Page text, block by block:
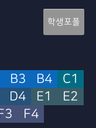
학생포폴
B3 B4
C1
D4 E1
E2
F4